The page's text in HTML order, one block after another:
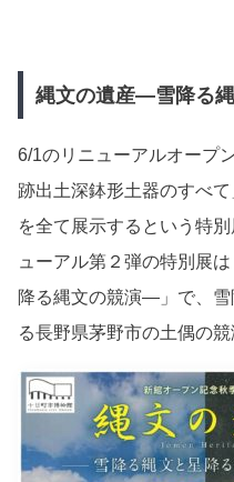
縄文の遺産―雪降る
6/1のリニューアルオープ
跡出土深鉢形土器のすべ
を全て展示するという特
ューアル第２弾の特別展
降る縄文の競演―」で、
る長野県茅野市の土偶の競